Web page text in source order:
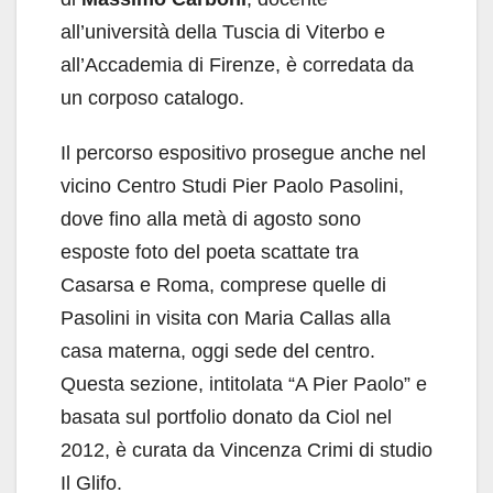
all’università della Tuscia di Viterbo e
all’Accademia di Firenze, è corredata da
un corposo catalogo.
Il percorso espositivo prosegue anche nel
vicino Centro Studi Pier Paolo Pasolini,
dove fino alla metà di agosto sono
esposte foto del poeta scattate tra
Casarsa e Roma, comprese quelle di
Pasolini in visita con Maria Callas alla
casa materna, oggi sede del centro.
Questa sezione, intitolata “A Pier Paolo” e
basata sul portfolio donato da Ciol nel
2012, è curata da Vincenza Crimi di studio
Il Glifo.